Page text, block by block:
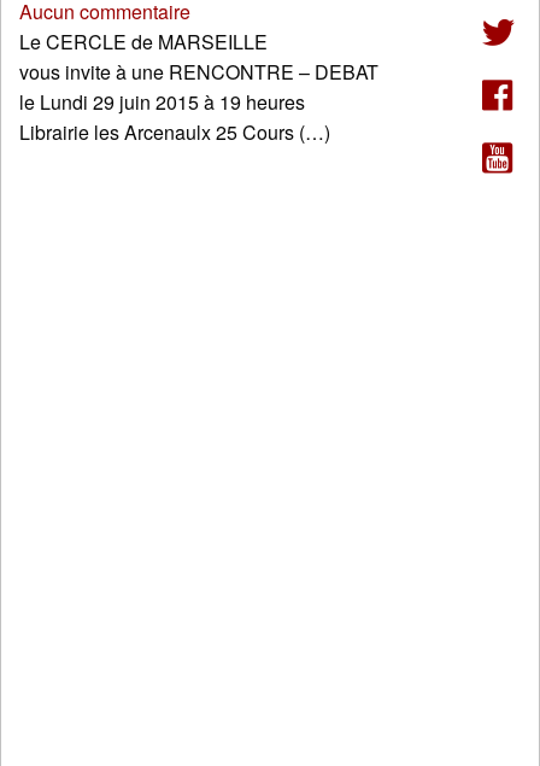
Aucun commentaire
Le CERCLE de MARSEILLE
vous invite à une RENCONTRE – DEBAT
le Lundi 29 juin 2015 à 19 heures
Librairie les Arcenaulx 25 Cours (…)